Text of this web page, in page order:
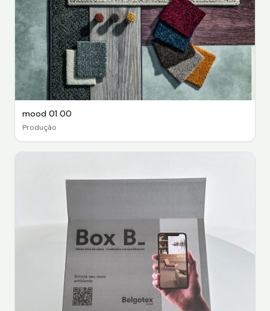
mood 01 00
Produção